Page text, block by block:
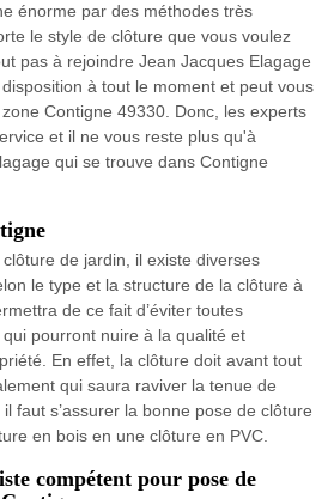
énorme par des méthodes très
le style de clôture que vous voulez
pas à rejoindre Jean Jacques Elagage
à tout le moment et peut vous
Contigne 49330. Donc, les experts
et il ne vous reste plus qu'à
qui se trouve dans Contigne
de jardin, il existe diverses
le type et la structure de la clôture à
de ce fait d’éviter toutes
pourront nuire à la qualité et
En effet, la clôture doit avant tout
qui saura raviver la tenue de
faut s’assurer la bonne pose de clôture
en bois en une clôture en PVC.
compétent pour pose de